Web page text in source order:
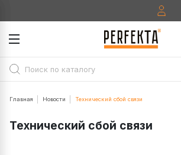
Главная Новости Технический сбой связи
Технический сбой связи